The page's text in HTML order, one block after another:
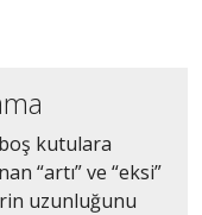
kutulara
“artı” ve “eksi”
uzunluğunu